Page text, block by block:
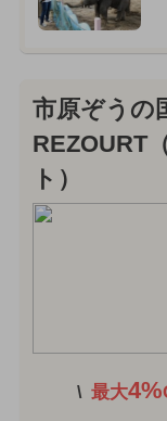
市原ぞうの
REZOURT
ト）
最大4%